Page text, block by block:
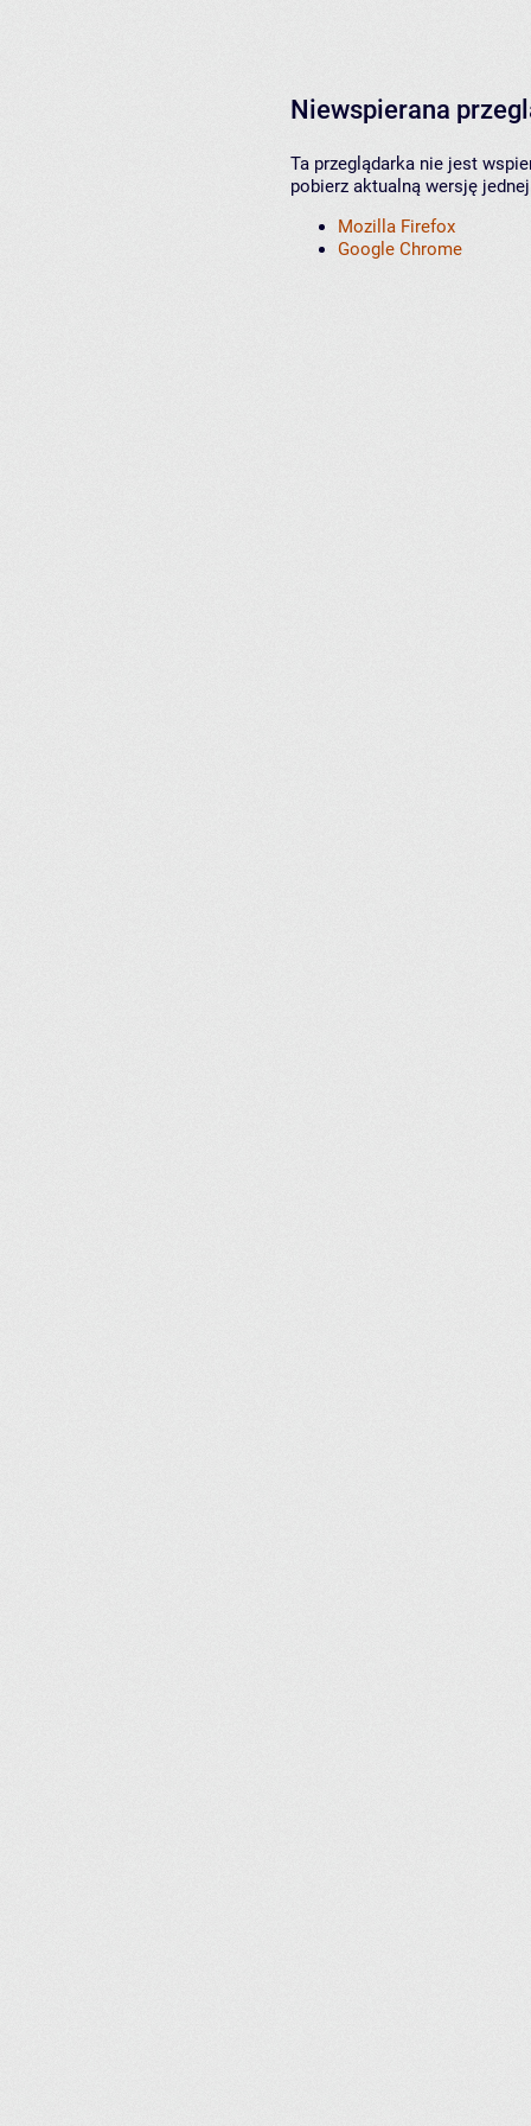
Niewspierana
Ta przeglądarka nie jest
pobierz aktualną wersję
Mozilla Firefox
Google Chrome